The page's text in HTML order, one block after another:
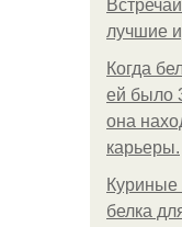
лучшие
Когда
ей было
она
карьеры.
Куриные
белка